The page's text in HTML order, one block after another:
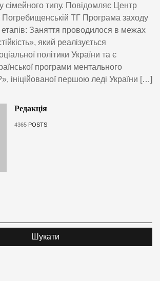
сімейного типу. Повідомляє Центр
Погребищенській ТГ Програма заходу
етапів: Заняття проводилося в межах
який реалізується
політики України та є
програми ментального
ініційованої першою леді України […]
Редакція
4365 POSTS